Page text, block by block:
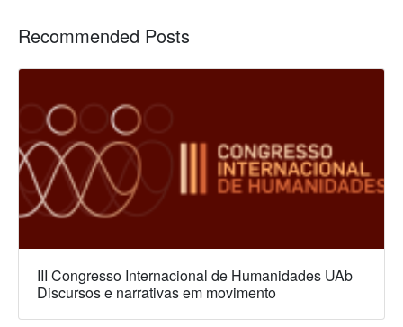
Recommended Posts
III Congresso Internacional de Humanidades UAb
Discursos e narrativas em movimento